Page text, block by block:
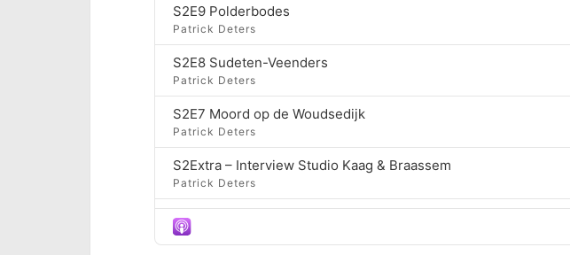
S2E9 Polderbodes
Patrick Deters
S2E8 Sudeten-Veenders
Patrick Deters
S2E7 Moord op de Woudsedijk
Patrick Deters
S2Extra – Interview Studio Kaag & Braassem
Patrick Deters
S2E6 Paddegat
Patrick Deters